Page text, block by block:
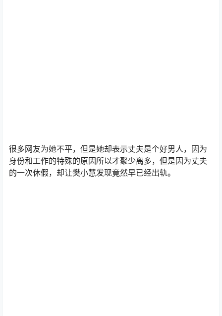
很多网友为她不平，但是她却表示丈夫是个好男人，因为
身份和工作的特殊的原因所以才聚少离多，但是因为丈夫
的一次休假，却让樊小慧发现竟然早已经出轨。